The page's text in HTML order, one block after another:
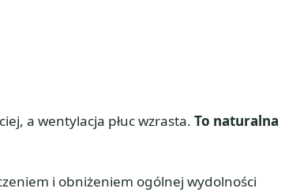
a wentylacja płuc wzrasta. To naturalna
i obniżeniem ogólnej wydolności